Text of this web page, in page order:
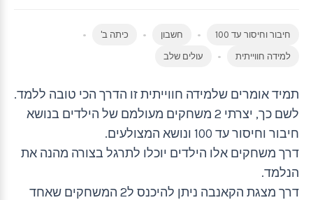
חיבור וחיסור עד 100 חשבון כיתה ב'
למידה חווייתית עולים שלב
תמיד אומרים שלמידה חווייתית זו הדרך הכי טובה ללמד.
לשם כך, יצרתי 2 משחקים מעולמם של הילדים בנושא
חיבור וחיסור עד 100 ונושא המצולעים.
דרך משחקים אלו הילדים יוכלו לתרגל בצורה מהנה את
הנלמד.
דרך מצגת הקאנבה ניתן להיכנס ל2 המשחקים שאחד